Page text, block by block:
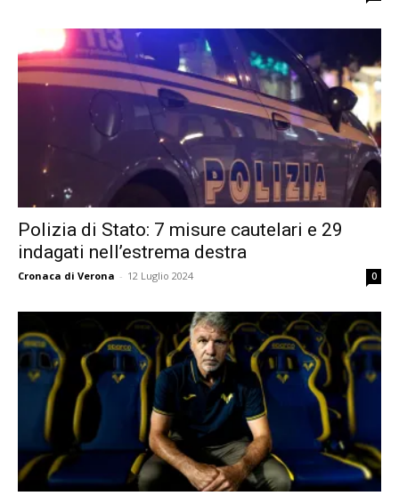
Polizia di Stato: 7 misure cautelari e 29
indagati nell’estrema destra
Cronaca di Verona - 12 Luglio 2024 0